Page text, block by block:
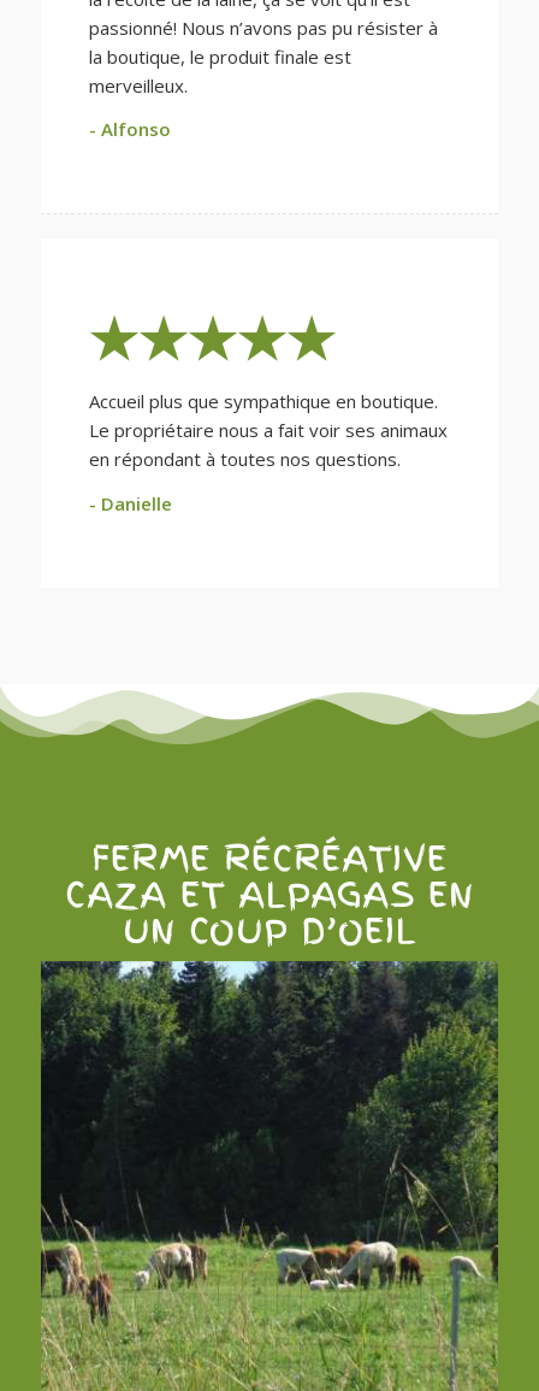
passionné! Nous n’avons pas pu résister à
la boutique, le produit finale est
merveilleux.
- Alfonso
★★★★★
Accueil plus que sympathique en boutique.
Le propriétaire nous a fait voir ses animaux
en répondant à toutes nos questions.
- Danielle
FERME RÉCRÉATIVE
CAZA ET ALPAGAS EN
UN COUP D’OEIL